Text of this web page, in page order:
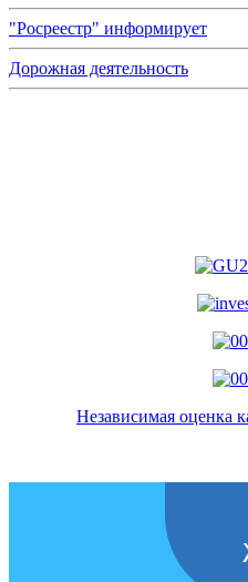
"Росреестр" информирует
Дорожная деятельность
Независимая оценка